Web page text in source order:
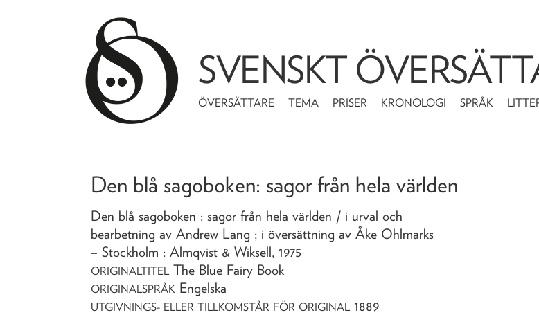
SVENSKT
ÖVERSÄTTARE TEMA PRISER KRONOLOGI SPRÅK
Den blå sagoboken: sagor från hela världen
Den blå sagoboken : sagor från hela världen / i urval och
bearbetning av Andrew Lang ; i översättning av Åke Ohlmarks
– Stockholm : Almqvist & Wiksell,1975
ORIGINALTITEL The Blue Fairy Book
ORIGINALSPRÅK Engelska
UTGIVNINGS- ELLER TILLKOMSTÅR FÖR ORIGINAL 1889